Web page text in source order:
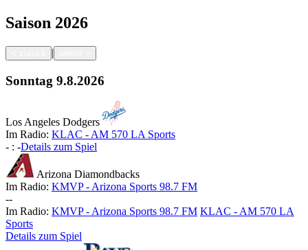
Saison 2026
|
Sonntag 9.8.2026
Los Angeles Dodgers
Im Radio: KLAC - AM 570 LA Sports
- : -Details zum Spiel
Arizona Diamondbacks
Im Radio: KMVP - Arizona Sports 98.7 FM
--
Im Radio: KMVP - Arizona Sports 98.7 FM KLAC - AM 570 LA
Sports
Details zum Spiel